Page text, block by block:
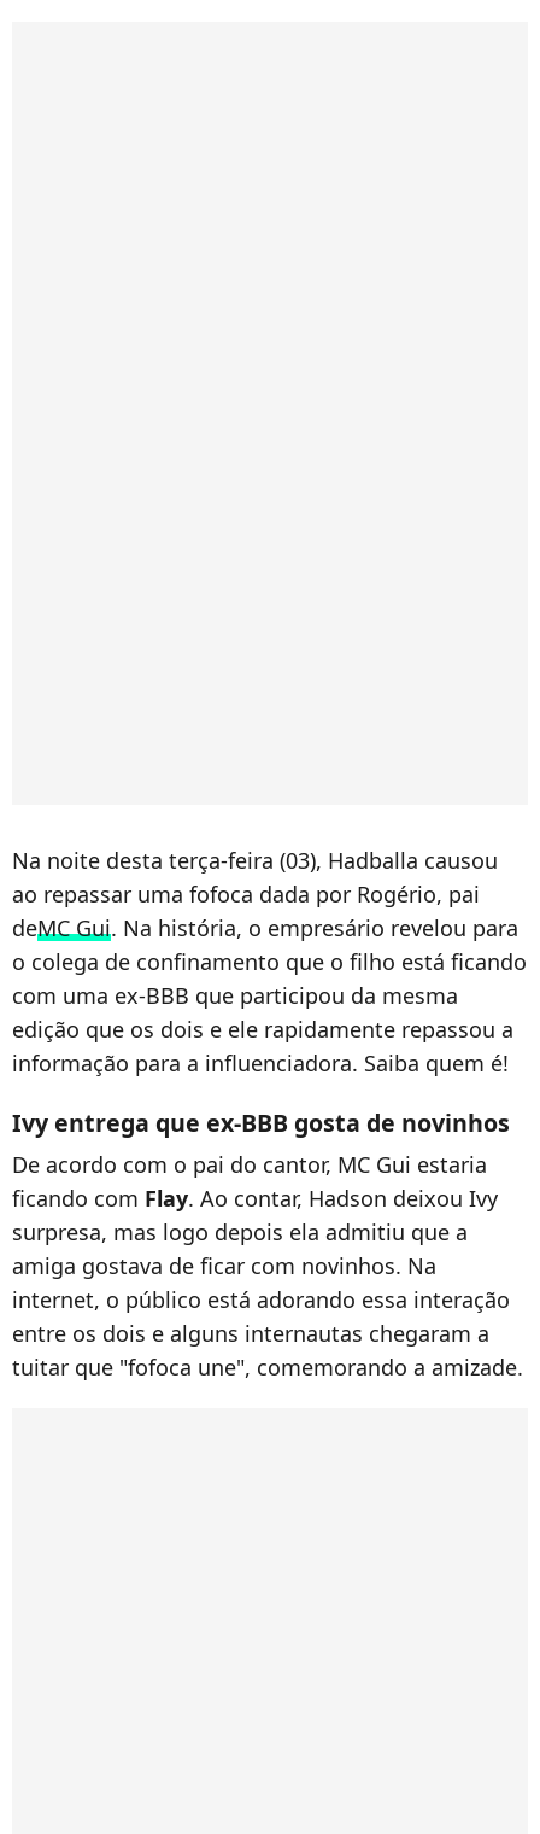
Na noite desta terça-feira (03), Hadballa causou
ao repassar uma fofoca dada por Rogério, pai
deMC Gui. Na história, o empresário revelou para
o colega de confinamento que o filho está ficando
com uma ex-BBB que participou da mesma
edição que os dois e ele rapidamente repassou a
informação para a influenciadora. Saiba quem é!
Ivy entrega que ex-BBB gosta de novinhos
De acordo com o pai do cantor, MC Gui estaria
ficando com Flay. Ao contar, Hadson deixou Ivy
surpresa, mas logo depois ela admitiu que a
amiga gostava de ficar com novinhos. Na
internet, o público está adorando essa interação
entre os dois e alguns internautas chegaram a
tuitar que "fofoca une", comemorando a amizade.